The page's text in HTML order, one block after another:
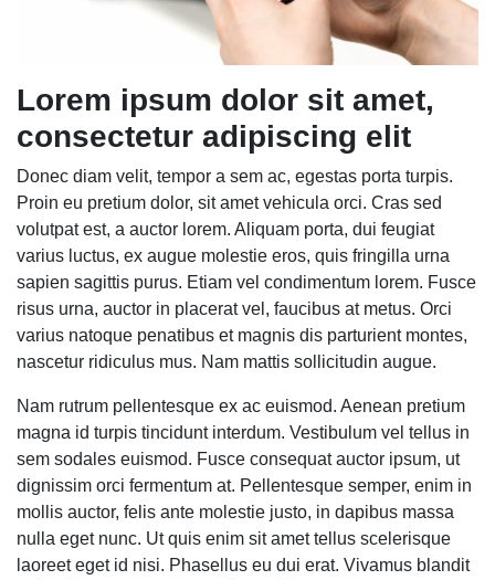
Lorem ipsum dolor sit amet,
consectetur adipiscing elit
Donec diam velit, tempor a sem ac, egestas porta turpis.
Proin eu pretium dolor, sit amet vehicula orci. Cras sed
volutpat est, a auctor lorem. Aliquam porta, dui feugiat
varius luctus, ex augue molestie eros, quis fringilla urna
sapien sagittis purus. Etiam vel condimentum lorem. Fusce
risus urna, auctor in placerat vel, faucibus at metus. Orci
varius natoque penatibus et magnis dis parturient montes,
nascetur ridiculus mus. Nam mattis sollicitudin augue.
Nam rutrum pellentesque ex ac euismod. Aenean pretium
magna id turpis tincidunt interdum. Vestibulum vel tellus in
sem sodales euismod. Fusce consequat auctor ipsum, ut
dignissim orci fermentum at. Pellentesque semper, enim in
mollis auctor, felis ante molestie justo, in dapibus massa
nulla eget nunc. Ut quis enim sit amet tellus scelerisque
laoreet eget id nisi. Phasellus eu dui erat. Vivamus blandit